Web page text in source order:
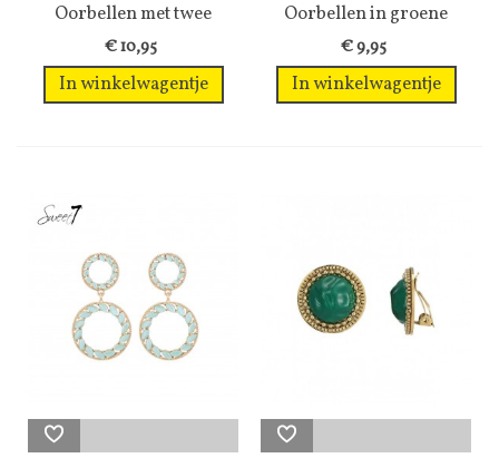
Oorbellen met twee
bloemen in...
€ 10,95
In winkelwagentje
Oorbellen in groene
bladvorm en...
€ 9,95
In winkelwagentje